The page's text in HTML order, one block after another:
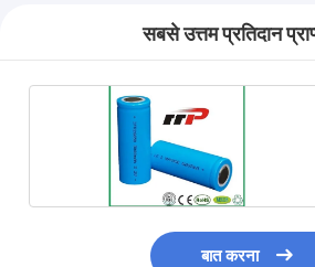
सबसे उत्तम प्रतिदान
बात करना